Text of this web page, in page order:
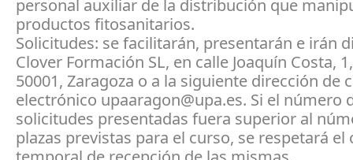
personal auxiliar de la distribución que
productos fitosanitarios.
Solicitudes: se facilitarán, presentarán e irán
Clover Formación SL, en calle Joaquín Costa,
50001, Zaragoza o a la siguiente dirección de
electrónico upaaragon@upa.es. Si el número
solicitudes presentadas fuera superior al
plazas previstas para el curso, se respetará el